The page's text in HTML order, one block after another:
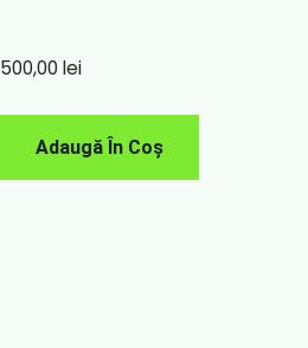
500,00 lei
Adaugă În Coș